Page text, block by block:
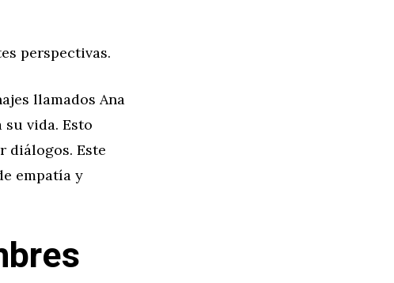
perspectivas.
llamados Ana
vida. Esto
diálogos. Este
empatía y